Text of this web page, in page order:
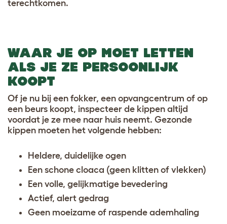
terechtkomen.
WAAR JE OP MOET LETTEN
ALS JE ZE PERSOONLIJK
KOOPT
Of je nu bij een fokker, een opvangcentrum of op
een beurs koopt, inspecteer de kippen altijd
voordat je ze mee naar huis neemt. Gezonde
kippen moeten het volgende hebben:
Heldere, duidelijke ogen
Een schone cloaca (geen klitten of vlekken)
Een volle, gelijkmatige bevedering
Actief, alert gedrag
Geen moeizame of raspende ademhaling